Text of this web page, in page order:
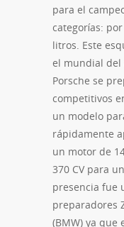
para el
categorías:
litros. Este
el mundial del
Porsche se
competitivos
un modelo
rápidamente
un motor de
370 CV para
presencia fue
preparadores
(BMW) ya que